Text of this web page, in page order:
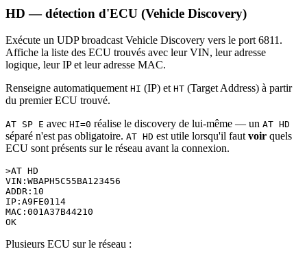
HD — détection d'ECU (Vehicle Discovery)
Exécute un UDP broadcast Vehicle Discovery vers le port 6811.
Affiche la liste des ECU trouvés avec leur VIN, leur adresse
logique, leur IP et leur adresse MAC.
Renseigne automatiquement HI (IP) et HT (Target Address) à partir
du premier ECU trouvé.
AT SP E avec HI=0 réalise le discovery de lui-même — un AT HD
séparé n'est pas obligatoire. AT HD est utile lorsqu'il faut voir quels
ECU sont présents sur le réseau avant la connexion.
>AT HD
VIN:WBAPH5C55BA123456
ADDR:10
IP:A9FE0114
MAC:001A37B44210
Plusieurs ECU sur le réseau :